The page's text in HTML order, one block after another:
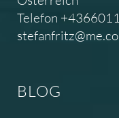
Telefon
BLOG